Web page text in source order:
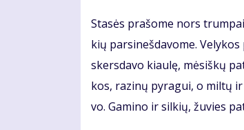
Sta­sės pra­šo­me nors
kių par­si­neš­da­vo­me.
skers­da­vo kiau­lę, mė­siš­kų
kos, ra­zi­nų py­ra­gui, o mil­tų
vo. Ga­mi­no ir sil­kių, žu­vies